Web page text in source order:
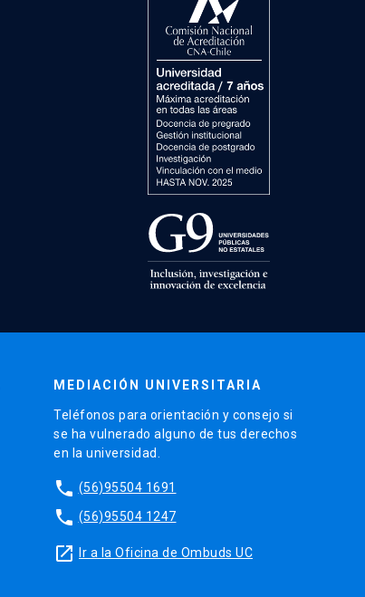
MEDIACIÓN UNIVERSITARIA
Teléfonos para orientación y consejo si
se ha vulnerado alguno de tus derechos
en la universidad.
phone (56)95504 1691
phone (56)95504 1247
launch Ir a la Oficina de Ombuds UC